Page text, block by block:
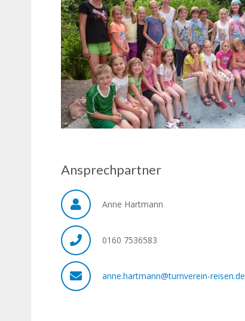
Ansprechpartner
Anne Hartmann
0160 7536583
anne.hartmann@turnverein-reisen.de